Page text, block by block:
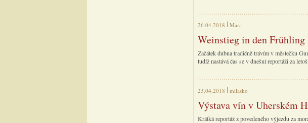
26.04.2018 Mara
Weinstieg in den
Začátek dubna tradičně trávím v městečku
tudíž nastává čas se v dnešní reportáži za
23.04.2018 milasko
Výstava vín v Uherském
Krátká reportáž z povedeného výjezdu za